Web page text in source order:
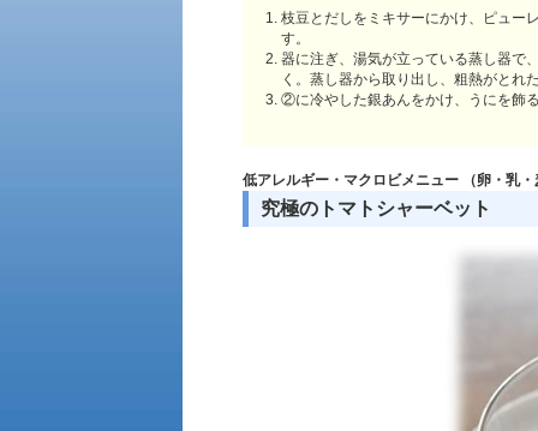
枝豆とだしをミキサーにかけ、ピュー
す。
器に注ぎ、湯気が立っている蒸し器で
く。蒸し器から取り出し、粗熱がとれ
②に冷やした銀あんをかけ、うにを飾
低アレルギー・マクロビメニュー （卵・乳
究極のトマトシャーベット